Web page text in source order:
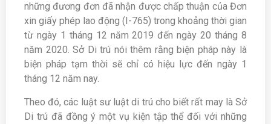
những đương đơn đã nhận được chấp thuận của Đơn
xin giấy phép lao động (I-765) trong khoảng thời gian
từ ngày 1 tháng 12 năm 2019 đến ngày 20 tháng 8
năm 2020. Sở Di trú nói thêm rằng biện pháp này là
biện pháp tạm thời sẽ chỉ có hiệu lực đến ngày 1
tháng 12 năm nay.
Theo đó, các luật sư luật di trú cho biết rất may là Sở
Di trú đã đồng ý một vụ kiện tập thể đối với những